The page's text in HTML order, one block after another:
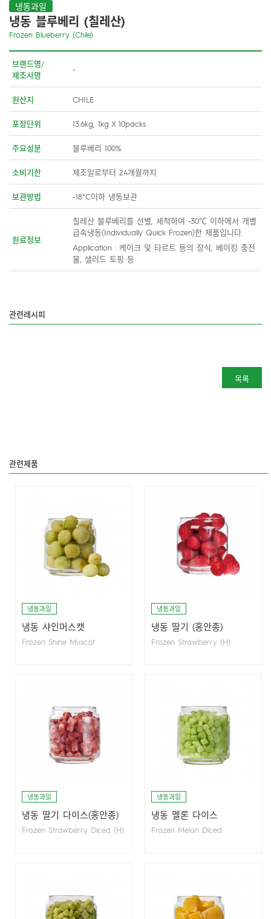
냉동과일
냉동 블루베리 (칠레산)
Frozen Blueberry (Chile)
브랜드명/
제조사명
-
원산지 CHILE
포장단위 13.6kg, 1kg X 10packs
주요성분 블루베리 100%
소비기한 제조일로부터 24개월까지
보관방법 -18°C이하 냉동보관
원료정보
칠레산 블루베리를 선별, 세척하여 -30℃ 이하에서 개별
급속냉동(Individually Quick Frozen)한 제품입니다.
Application : 케이크 및 타르트 등의 장식, 베이킹 충전
물, 샐러드 토핑 등
관련레시피
목록
관련제품
냉동과일
냉동 샤인머스캣
Frozen Shine Muscat
냉동과일
냉동 딸기 (홍안종)
Frozen Strawberry (H)
냉동과일
냉동 딸기 다이스(홍안종)
Frozen Strawberry Diced (H)
냉동과일
냉동 멜론 다이스
Frozen Melon Diced